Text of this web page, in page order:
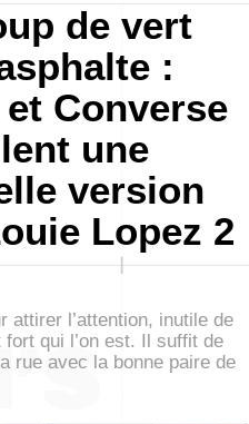
de vert
:
et Converse
une
version
Lopez 2
attirer l’attention, inutile de
qui l’on est. Il suffit de
rue avec la bonne paire de